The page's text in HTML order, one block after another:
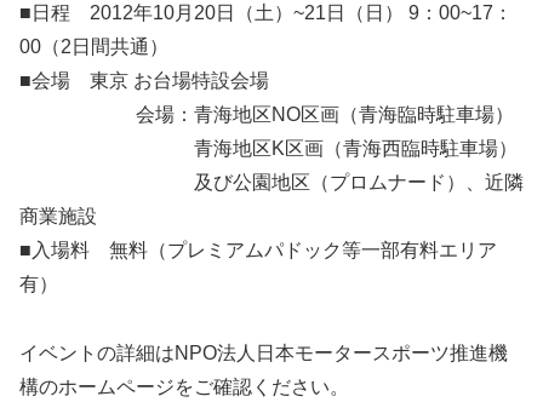
■日程 2012年10月20日（土）~21日（日） 9：00~17：
00（2日間共通）
■会場 東京 お台場特設会場
会場：青海地区NO区画（青海臨時駐車場）
青海地区K区画（青海西臨時駐車場）
及び公園地区（プロムナード）、近隣
商業施設
■入場料 無料（プレミアムパドック等一部有料エリア
有）
イベントの詳細はNPO法人日本モータースポーツ推進機
構のホームページをご確認ください。